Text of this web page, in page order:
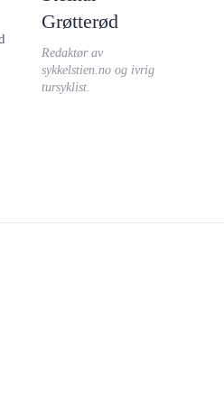
Grøtterød
Redaktør av
sykkelstien.no og ivrig
tursyklist.